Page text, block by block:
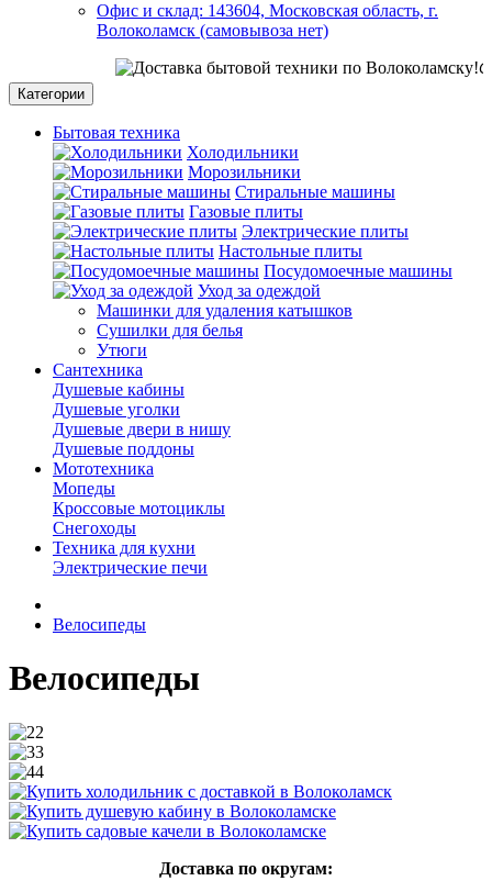
Офис и склад: 143604, Московская область, г.
Волоколамск (самовывоза нет)
СО
Категории
Бытовая техника
Холодильники
Морозильники
Стиральные машины
Газовые плиты
Электрические плиты
Настольные плиты
Посудомоечные машины
Уход за одеждой
Машинки для удаления катышков
Сушилки для белья
Утюги
Сантехника
Душевые кабины
Душевые уголки
Душевые двери в нишу
Душевые поддоны
Мототехника
Мопеды
Кроссовые мотоциклы
Снегоходы
Техника для кухни
Электрические печи
Велосипеды
Велосипеды
Доставка по округам: